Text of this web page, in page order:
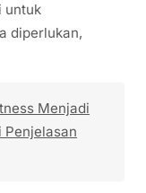
untuk
diperlukan,
Menjadi
Penjelasan